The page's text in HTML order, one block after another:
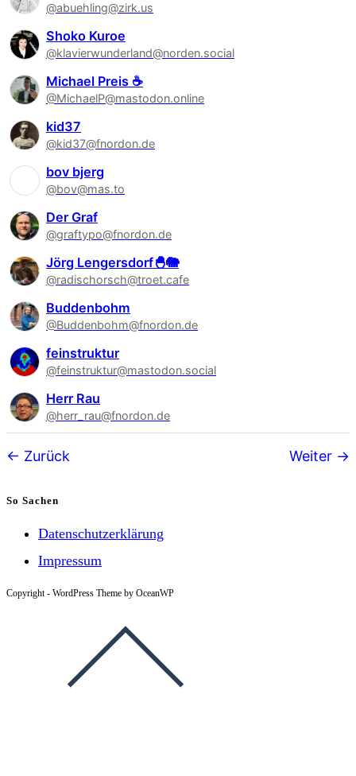
@abuehling@zirk.us
Shoko Kuroe
@klavierwunderland@norden.social
Michael Preis ☕
@MichaelP@mastodon.online
kid37
@kid37@fnordon.de
bov bjerg
@bov@mas.to
Der Graf
@graftypo@fnordon.de
Jörg Lengersdorf🐣🐘
@radischorsch@troet.cafe
Buddenbohm
@Buddenbohm@fnordon.de
feinstruktur
@feinstruktur@mastodon.social
Herr Rau
@herr_rau@fnordon.de
Follower-
Zurück Weiter
So Sachen
Datenschutzerklärung
Impressum
Copyright - WordPress Theme by OceanWP